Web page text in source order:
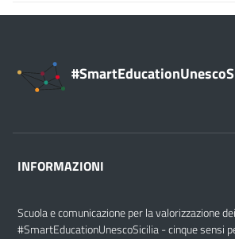
INFORMAZIONI
Scuola e comunicazione per la valorizzazione
#SmartEducationUnescoSicilia - cinque sensi